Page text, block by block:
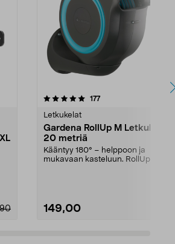
177arvostelut
Letkukelat
Gardena RollUp M Letkukela,
20 metriä
Kääntyy 180° – helppoon ja
mukavaan kasteluun. RollUp M –
149,00
4.5 viidestä